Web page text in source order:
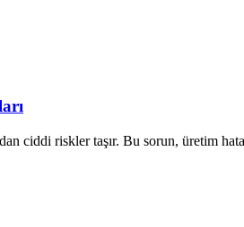
ciddi riskler taşır. Bu sorun, üretim